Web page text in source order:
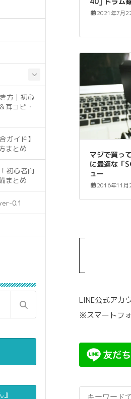
方｜初心
耳コピ・
ガイド】
まとめ
初心者向
まとめ
0.1
2021年7月
マジで買っ
に最適な「
ュー
2016年11月
LINE公式アカ
※スマートフ